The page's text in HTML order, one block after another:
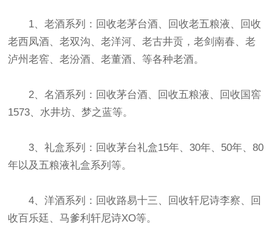
1、老酒系列：回收老茅台酒、回收老五粮液、回收
老西凤酒、老双沟、老洋河、老古井贡，老剑南春、老
泸州老窖、老汾酒、老董酒、等各种老酒。
2、名酒系列：回收茅台酒、回收五粮液、回收国窖
1573、水井坊、梦之蓝等。
3、礼盒系列：回收茅台礼盒15年、30年、50年、80
年以及五粮液礼盒系列等。
4、洋酒系列：回收路易十三、回收轩尼诗李察、回
收百乐廷、马爹利轩尼诗XO等。